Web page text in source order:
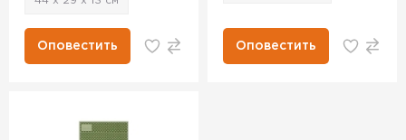
Оповестить Оповестить